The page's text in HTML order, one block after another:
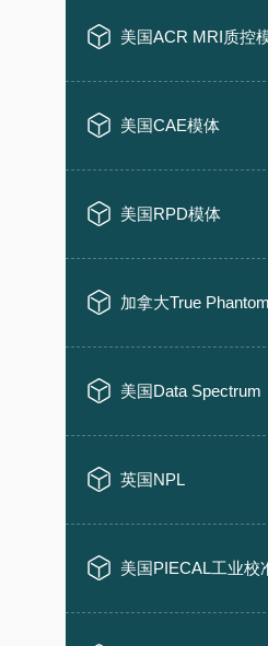
美国ACR MRI质控
美国CAE模体
美国RPD模体
加拿大True Phantom
美国Data Spectrum
英国NPL
美国PIECAL工业校